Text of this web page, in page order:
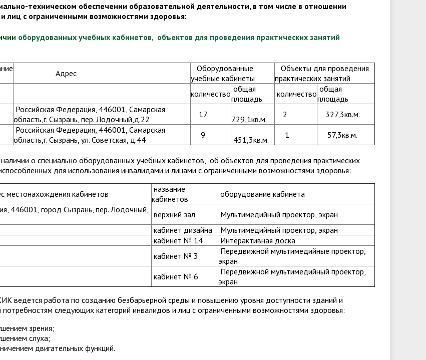
техническом обеспечении образовательной деятельности, в том числе в отношении
лиц с ограниченными возможностями здоровья:
оборудованных учебных кабинетов, объектов для проведения практических занятий
Адрес
Оборудованные
учебные кабинеты
Объекты для проведения
практических занятий
количество общая
площадь
количество общая
площадь
Российская Федерация, 446001, Самарская
область,г. Сызрань, пер. Лодочный,д.22
17 729,1кв.м. 2
327,3кв.м.
Российская Федерация, 446001, Самарская
область,г. Сызрань, ул. Советская, д.44
9 451,3кв.м. 1 57,3кв.м.
о специально оборудованных учебных кабинетов, об объектов для проведения практических
для использования инвалидами и лицами с ограниченными возможностями здоровья:
местонахождения кабинетов
название
кабинетов
оборудование кабинета
446001, город Сызрань, пер. Лодочный,
верхний зал
Мультимедийный проектор, экран
кабинет дизайна
Мультимедийный проектор, экран
кабинет № 14
Интерактивная доска
кабинет № 3
Передвижной мультимедийные проектор,
экран
кабинет № 6
Передвижной мультимедийный проектор,
экран
ведется работа по созданию безбарьерной среды и повышению уровня доступности зданий и
потребностям следующих категорий инвалидов и лиц с ограниченными возможностями здоровья:
зрения;
слуха;
двигательных функций.